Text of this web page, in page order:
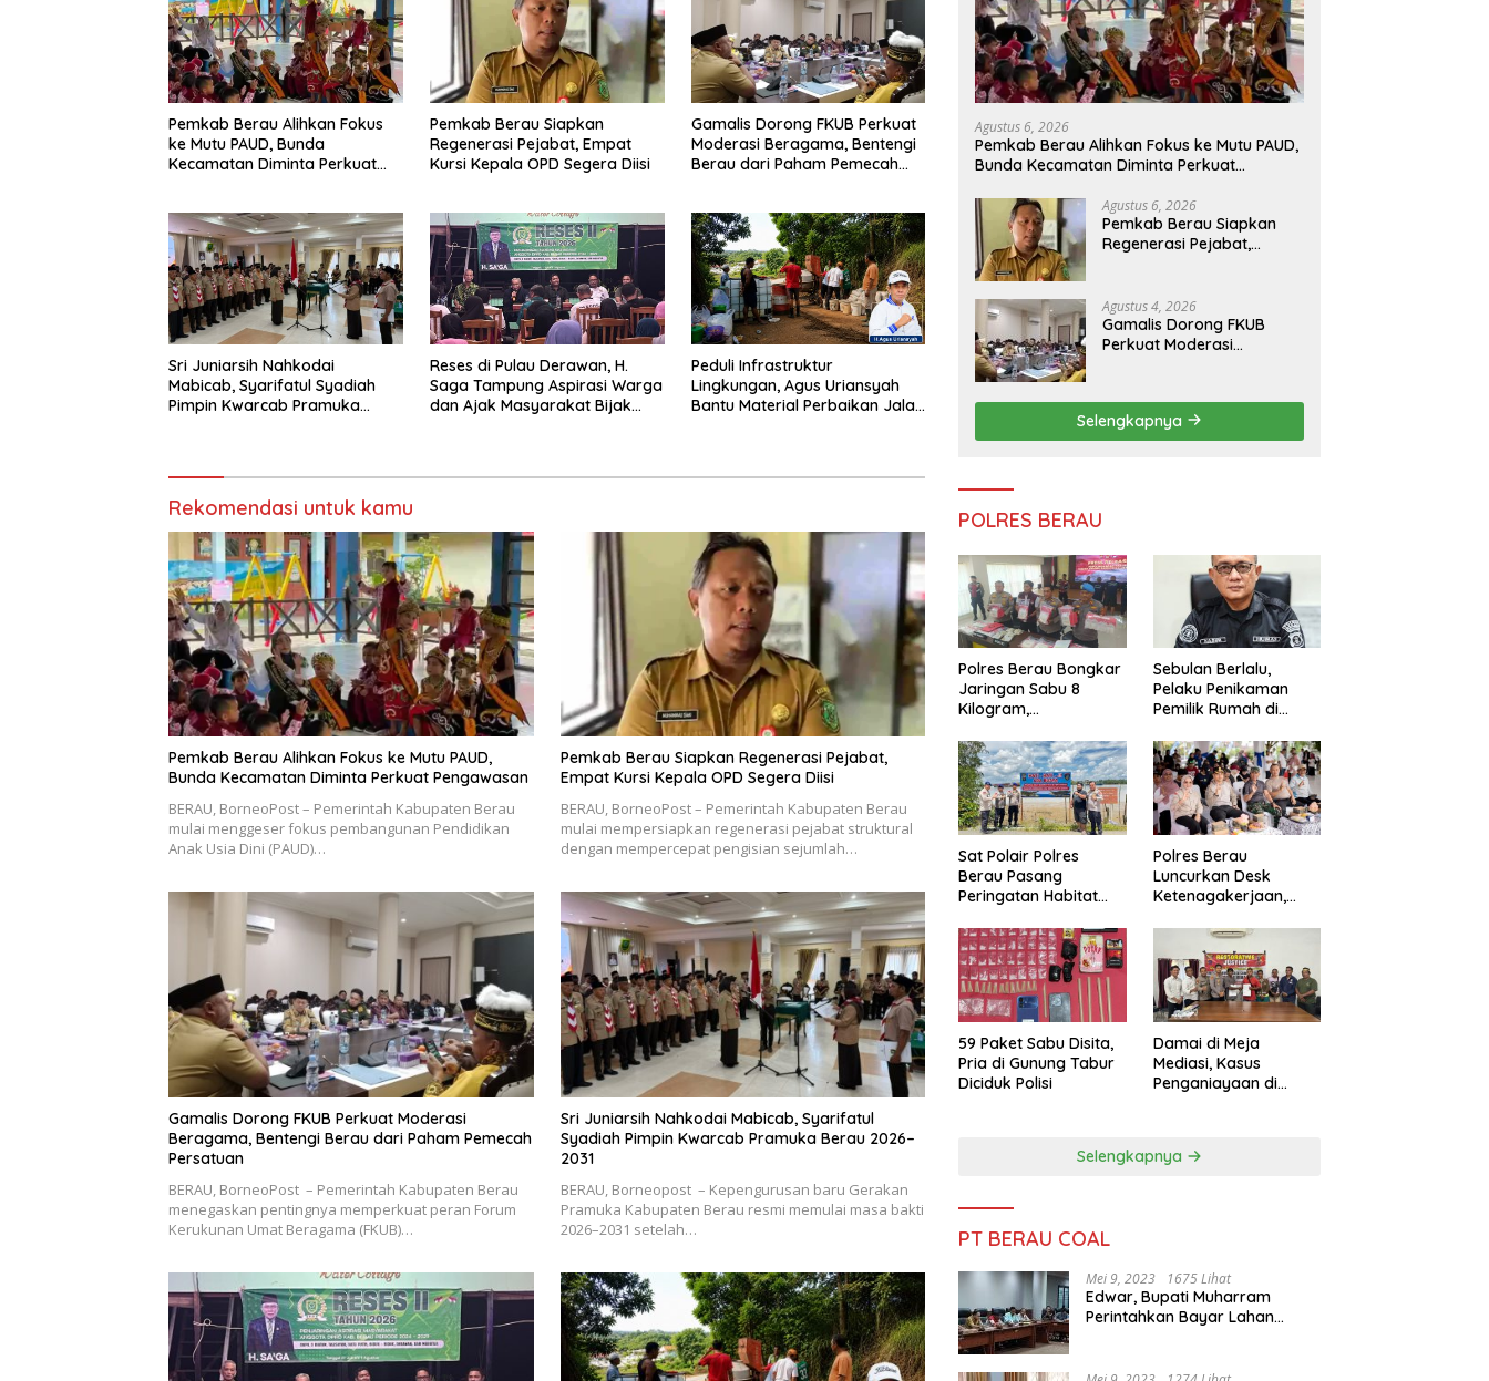
Pemkab Berau Alihkan Fokus
ke Mutu PAUD, Bunda
Kecamatan Diminta Perkuat
Pemkab Berau Siapkan
Regenerasi Pejabat, Empat
Kursi Kepala OPD Segera Diisi
Gamalis Dorong FKUB Perkuat
Moderasi Beragama, Bentengi
Berau dari Paham Pemecah
Sri Juniarsih Nahkodai
Mabicab, Syarifatul Syadiah
Pimpin Kwarcab Pramuka
Reses di Pulau Derawan, H.
Saga Tampung Aspirasi Warga
dan Ajak Masyarakat Bijak
Peduli Infrastruktur
Lingkungan, Agus Uriansyah
Bantu Material Perbaikan Jalan
Rekomendasi untuk kamu
Pemkab Berau Alihkan Fokus ke Mutu PAUD,
Bunda Kecamatan Diminta Perkuat Pengawasan
BERAU, BorneoPost – Pemerintah Kabupaten Berau
mulai menggeser fokus pembangunan Pendidikan
Anak Usia Dini (PAUD)…
Pemkab Berau Siapkan Regenerasi Pejabat,
Empat Kursi Kepala OPD Segera Diisi
BERAU, BorneoPost – Pemerintah Kabupaten Berau
mulai mempersiapkan regenerasi pejabat struktural
dengan mempercepat pengisian sejumlah…
Gamalis Dorong FKUB Perkuat Moderasi
Beragama, Bentengi Berau dari Paham Pemecah
Persatuan
BERAU, BorneoPost – Pemerintah Kabupaten Berau
menegaskan pentingnya memperkuat peran Forum
Kerukunan Umat Beragama (FKUB)…
Sri Juniarsih Nahkodai Mabicab, Syarifatul
Syadiah Pimpin Kwarcab Pramuka Berau 2026–
2031
BERAU, Borneopost – Kepengurusan baru Gerakan
Pramuka Kabupaten Berau resmi memulai masa bakti
2026–2031 setelah…
Agustus 6, 2026
Pemkab Berau Alihkan Fokus ke Mutu PAUD,
Bunda Kecamatan Diminta Perkuat
Agustus 6, 2026
Pemkab Berau Siapkan
Regenerasi Pejabat,
Agustus 4, 2026
Gamalis Dorong FKUB
Perkuat Moderasi
Persatuan
Selengkapnya
POLRES BERAU
Polres Berau Bongkar
Jaringan Sabu 8
Kilogram,
dari Dalam Lapas
Tarakan
Sebulan Berlalu,
Pelaku Penikaman
Pemilik Rumah di
Diburu Polisi
Sat Polair Polres
Berau Pasang
Peringatan Habitat
Polres Berau
Luncurkan Desk
Ketenagakerjaan,
Didorong Tuntas
Lewat Mediasi
59 Paket Sabu Disita,
Pria di Gunung Tabur
Diciduk Polisi
Damai di Meja
Mediasi, Kasus
Penganiayaan di
Selengkapnya
PT BERAU COAL
Mei 9, 2023 1675 Lihat
Edwar, Bupati Muharram
Perintahkan Bayar Lahan